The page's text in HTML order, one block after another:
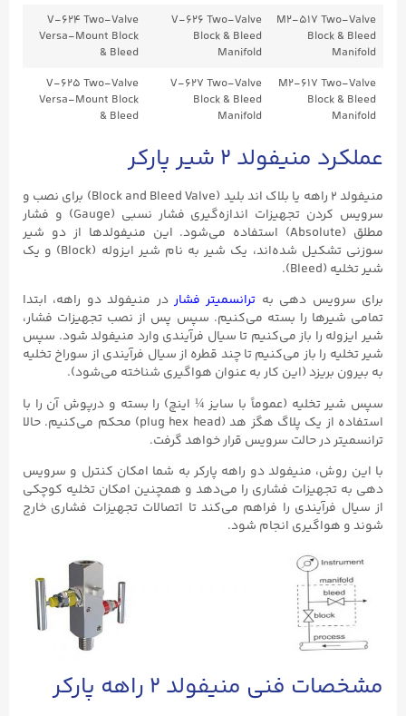
M2-517 Two-Valve
Block & Bleed
Manifold
V-626 Two-Valve
Block & Bleed
Manifold
V-624 Two-Valve
Versa-Mount Block
& Bleed
M2-617 Two-Valve
Block & Bleed
Manifold
V-627 Two-Valve
Block & Bleed
Manifold
V-625 Two-Valve
Versa-Mount Block
& Bleed
عملکرد منیفولد ۲ شیر پارکر
منیفولد ۲ راهه یا بلاک اند بلید (Block and Bleed Valve) برای نصب و
سرویس کردن تجهیزات اندازه‌گیری فشار نسبی (Gauge) و فشار
مطلق (Absolute) استفاده می‌شود. این منیفولدها از دو شیر
سوزنی تشکیل شده‌اند، یک شیر به نام شیر ایزوله (Block) و یک
شیر تخلیه (Bleed).
برای سرویس دهی به ترانسمیتر فشاردر منیفولد دو راهه، ابتدا
تمامی شیرها را بسته می‌کنیم. سپس پس از نصب تجهیزات فشار،
شیر ایزوله را باز می‌کنیم تا سیال فرآیندی وارد منیفولد شود. سپس
شیر تخلیه را باز می‌کنیم تا چند قطره از سیال فرآیندی از سوراخ تخلیه
به بیرون بریزد (این کار به عنوان هواگیری شناخته می‌شود).
سپس شیر تخلیه (عموماً با سایز ¼ اینچ) را بسته و درپوش آن را با
استفاده از یک پلاگ هگز هد (plug hex head) محکم می‌کنیم. حالا
ترانسمیتر در حالت سرویس قرار خواهد گرفت.
با این روش، منیفولد دو راهه پارکر به شما امکان کنترل و سرویس
دهی به تجهیزات فشاری را می‌دهد و همچنین امکان تخلیه کوچکی
از سیال فرآیندی را فراهم می‌کند تا اتصالات تجهیزات فشاری خارج
شوند و هواگیری انجام شود.
مشخصات فنی منیفولد ۲ راهه پارکر